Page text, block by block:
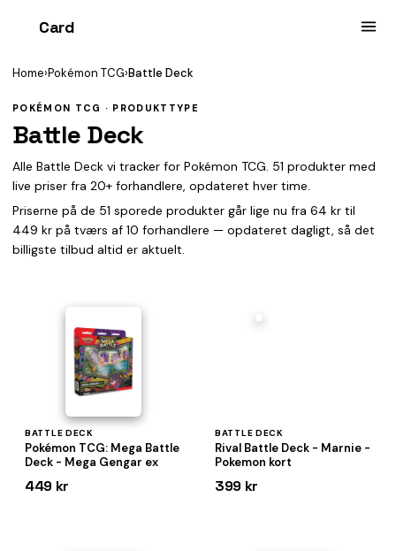
Card
Home›Pokémon TCG›Battle Deck
POKÉMON TCG · PRODUKTTYPE
Battle Deck
Alle Battle Deck vi tracker for Pokémon TCG. 51 produkter med
live priser fra 20+ forhandlere, opdateret hver time.
Priserne på de 51 sporede produkter går lige nu fra 64 kr til
449 kr på tværs af 10 forhandlere — opdateret dagligt, så det
billigste tilbud altid er aktuelt.
BATTLE DECK
Pokémon TCG: Mega Battle
Deck - Mega Gengar ex
449 kr
BATTLE DECK
Rival Battle Deck - Marnie -
Pokemon kort
399 kr